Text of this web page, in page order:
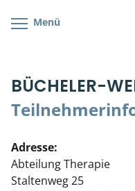
Menü
BÜCHELER-
Adresse:
Abteilung Therapie
Staltenweg 25
Cranial/Neurale
Parietale Osteopathie
Viszerale Osteopathie
Klinische & Praktische
Bonus-Programm
Veranstaltungsticket
Wissenswertes
Teilnehmerliste
Stellenbörse
Soziales Engagement